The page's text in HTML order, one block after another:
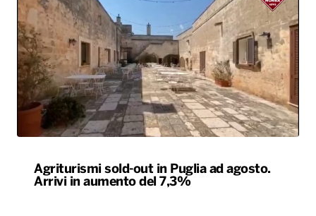
Agriturismi sold-out in Puglia ad agosto.
Arrivi in aumento del 7,3%